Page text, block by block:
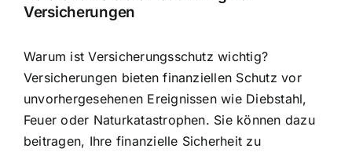
Versicherungen
Warum ist Versicherungsschutz wichtig?
Versicherungen bieten finanziellen Schutz vor
unvorhergesehenen Ereignissen wie Diebstahl,
Feuer oder Naturkatastrophen. Sie können dazu
beitragen, Ihre finanzielle Sicherheit zu